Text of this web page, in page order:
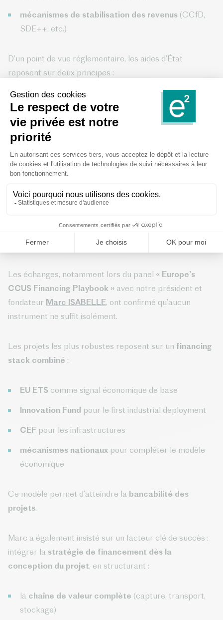
mécanismes de stabilisation des revenus (CCfD,
SDE++, etc.)
D’un point de vue réglementaire, les aides d’État
reposent sur deux principes :
: absence de rentabilité sans aide
proportionnalité: absence de surcompensation
Le financement public permet deréduire le risqueet de
combler l’écart de rentabilitédes projets.
Construire un financement
structuré (“financing stack”)
Les échanges, notamment lors du panel « Europe’s
CCUS Financing Playbook » avec notre président et
fondateur Marc ISABELLE, ont confirmé qu’aucun
instrument ne suffit isolément.
Les projets les plus robustes reposent sur un financing
stack combiné :
EU ETS comme signal économique de base
Innovation Fund pour le first industrial deployment
CEF pour les infrastructures
mécanismes nationaux pour compléter le modèle
économique
Ce modèle permet d’atteindre la bancabilité des
projets.
Marc a également insisté sur un facteur clé de succès :
intégrer la stratégie de financement dès la
conception du projet, en structurant :
la chaîne de valeur complète (capture, transport,
stockage)